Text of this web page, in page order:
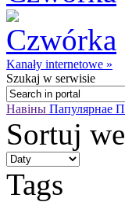
Kanały internetowe »
Szukaj w serwisie
Навіны Папулярнае
Sortuj
Tags